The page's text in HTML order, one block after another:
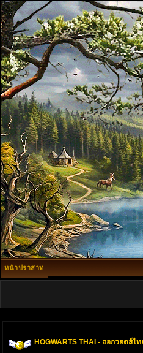
หน้าปราสาท
HOGWARTS THAI - ฮอกวอตส์ไท